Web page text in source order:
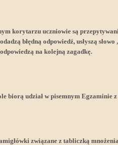
korytarzu uczniowie są
błędną odpowiedź, usłyszą
na kolejną zagadkę.
biorą udział w pisemnym Egzaminie
związane z tabliczką